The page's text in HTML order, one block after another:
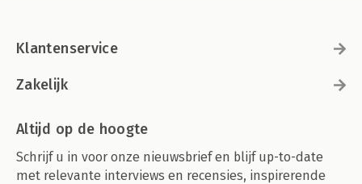
Klantenservice
Zakelijk
Altijd op de hoogte
Schrijf u in voor onze nieuwsbrief en blijf up-to-date
met relevante interviews en recensies, inspirerende